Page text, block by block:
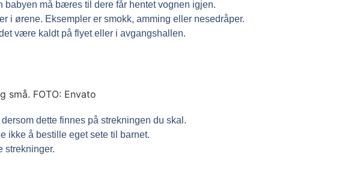
må bæres til dere får hentet vognen igjen.
i ørene. Eksempler er smokk, amming eller nesedråper.
være kaldt på flyet eller i avgangshallen.
dette finnes på strekningen du skal.
ikke å bestille eget sete til barnet.
strekninger.